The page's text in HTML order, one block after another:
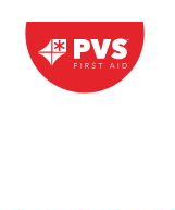
Saltar al contenido
Navegación